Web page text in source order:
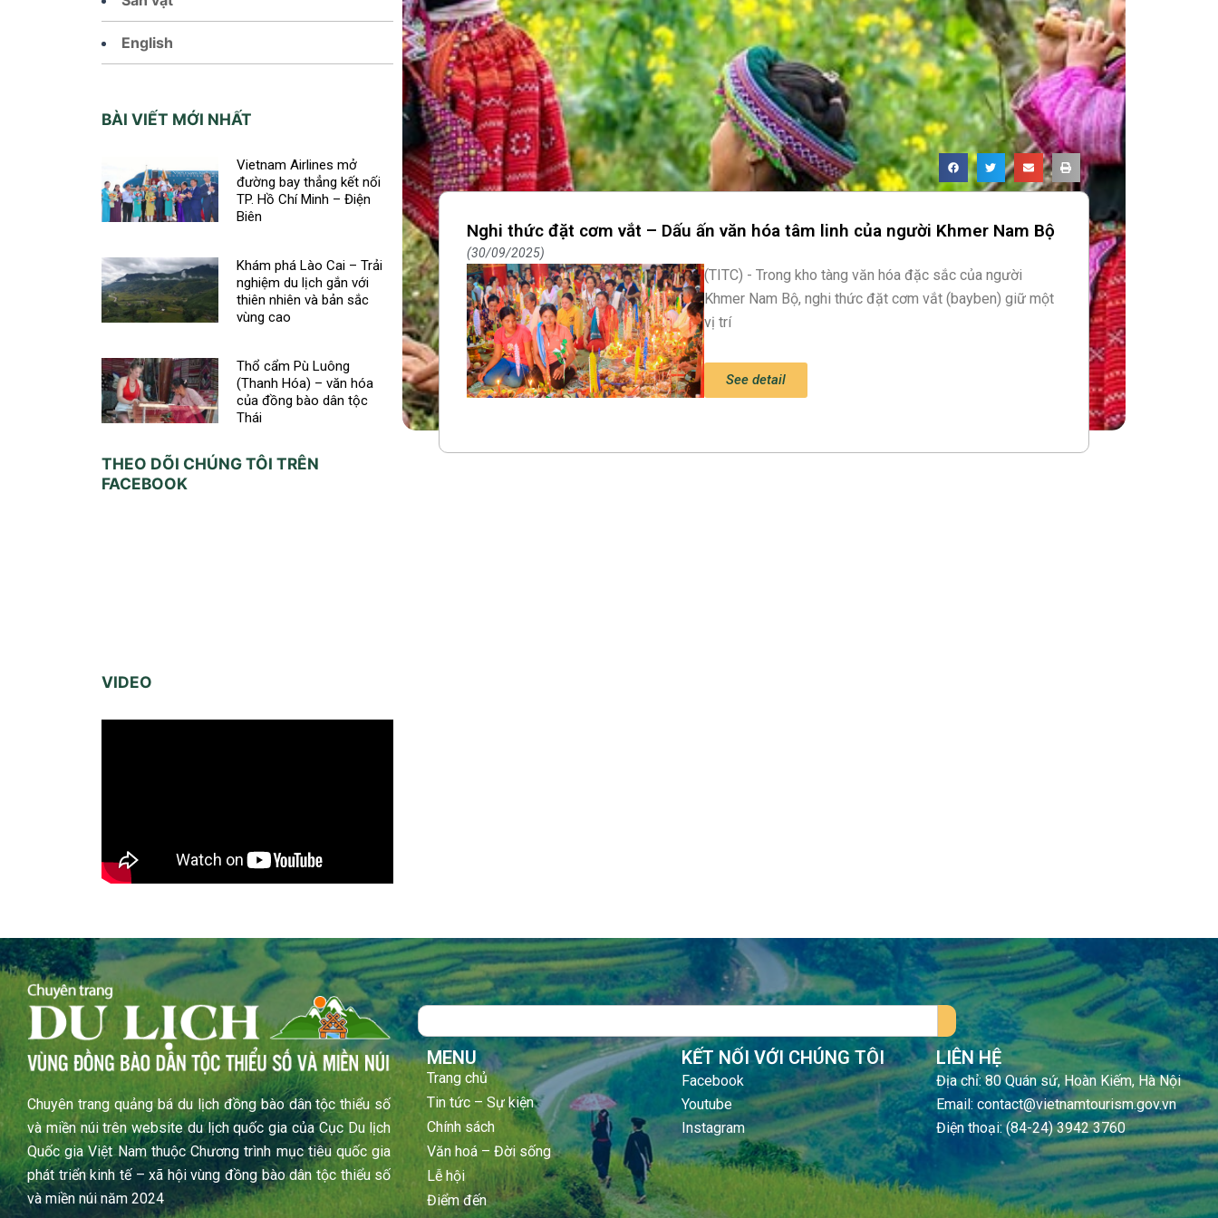
English
BÀI VIẾT MỚI NHẤT
Vietnam Airlines mở
đường bay thẳng kết nối
TP. Hồ Chí Minh – Điện
Biên
Khám phá Lào Cai – Trải
nghiệm du lịch gắn với
thiên nhiên và bản sắc
vùng cao
Thổ cẩm Pù Luông
(Thanh Hóa) – văn hóa
của đồng bào dân tộc
Thái
THEO DÕI CHÚNG TÔI TRÊN
FACEBOOK
VIDEO
Nghi thức đặt cơm vắt – Dấu ấn văn hóa tâm linh của người Khmer Nam Bộ
30/09/2025
(TITC) - Trong kho tàng văn hóa đặc sắc của người
Khmer Nam Bộ, nghi thức đặt cơm vắt (bayben) giữ một
vị trí
See detail
Chuyên trang quảng bá du lịch đồng bào dân tộc thiểu số
và miền núi trên website du lịch quốc gia của Cục Du lịch
Quốc gia Việt Nam thuộc Chương trình mục tiêu quốc gia
phát triển kinh tế – xã hội vùng đồng bào dân tộc thiểu số
và miền núi năm 2024
Search
MENU
Trang chủ
Tin tức – Sự kiện
Chính sách
Văn hoá – Đời sống
Lễ hội
Điểm đến
KẾT NỐI VỚI CHÚNG TÔI
Facebook
Youtube
Instagram
LIÊN HỆ
Địa chỉ: 80 Quán sứ, Hoàn Kiếm, Hà Nội
Email: contact@vietnamtourism.gov.vn
Điện thoại: (84-24) 3942 3760